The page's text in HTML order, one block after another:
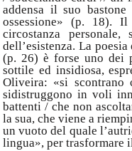
addensa il suo
ossessione» (p. 18).
circostanza
dell’esistenza. La
(p. 26) è forse uno dei
sottile ed insidiosa,
Oliveira: «si
sidistruggono in voli
battenti / che non
la sua, che viene a
un vuoto del quale
lingua», per trasformare